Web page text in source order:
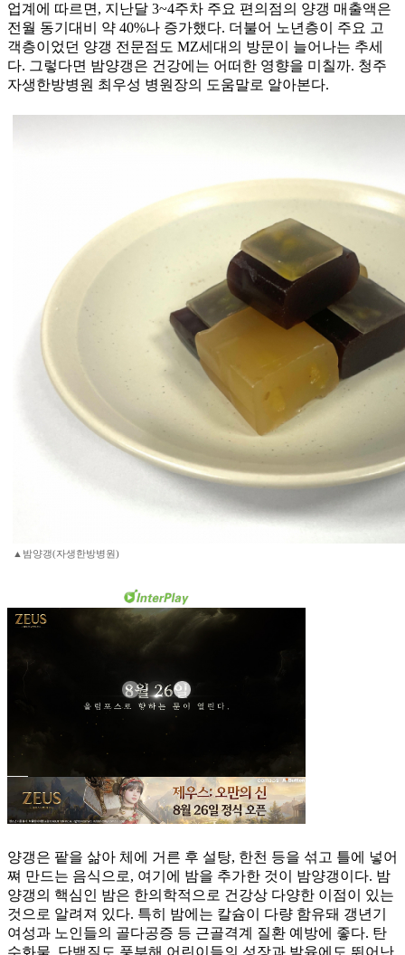
업계에 따르면, 지난달 3~4주차 주요 편의점의 양갱 매출액은
전월 동기대비 약 40%나 증가했다. 더불어 노년층이 주요 고
객층이었던 양갱 전문점도 MZ세대의 방문이 늘어나는 추세
다. 그렇다면 밤양갱은 건강에는 어떠한 영향을 미칠까. 청주
자생한방병원 최우성 병원장의 도움말로 알아본다.
▲밤양갱(자생한방병원)
양갱은 팥을 삶아 체에 거른 후 설탕, 한천 등을 섞고 틀에 넣어
쪄 만드는 음식으로, 여기에 밤을 추가한 것이 밤양갱이다. 밤
양갱의 핵심인 밤은 한의학적으로 건강상 다양한 이점이 있는
것으로 알려져 있다. 특히 밤에는 칼슘이 다량 함유돼 갱년기
여성과 노인들의 골다공증 등 근골격계 질환 예방에 좋다. 탄